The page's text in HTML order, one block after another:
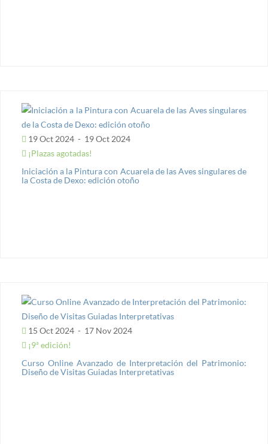
19 Oct 2024 - 19 Oct 2024
¡Plazas agotadas!
Iniciación a la Pintura con Acuarela de las Aves singulares de
la Costa de Dexo: edición otoño
15 Oct 2024 - 17 Nov 2024
¡9ª edición!
Curso Online Avanzado de Interpretación del Patrimonio:
Diseño de Visitas Guiadas Interpretativas